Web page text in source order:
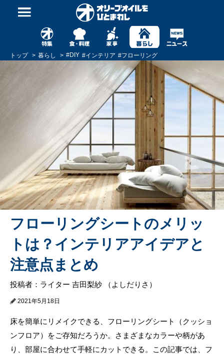
トップ 暮らし #DIY #インテリア #フローリング
フローリングシートのメリッ
トは？インテリアアイデアと
注意点まとめ
投稿者：ライター 吉田梨紗 （よしだりさ）
2021年5月18日
床を簡単にリメイクできる、フローリングシート（クッショ
ンフロア）をご存知だろうか。さまざまなカラーや柄があ
り、部屋に合わせて手軽にカットできる。この記事では、フ